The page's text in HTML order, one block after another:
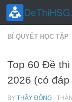
Skip to content
BÍ QUYẾT HỌC TẬP
Top 60 Đề
2026 (có đáp
BY THẦY ĐÔNG ·